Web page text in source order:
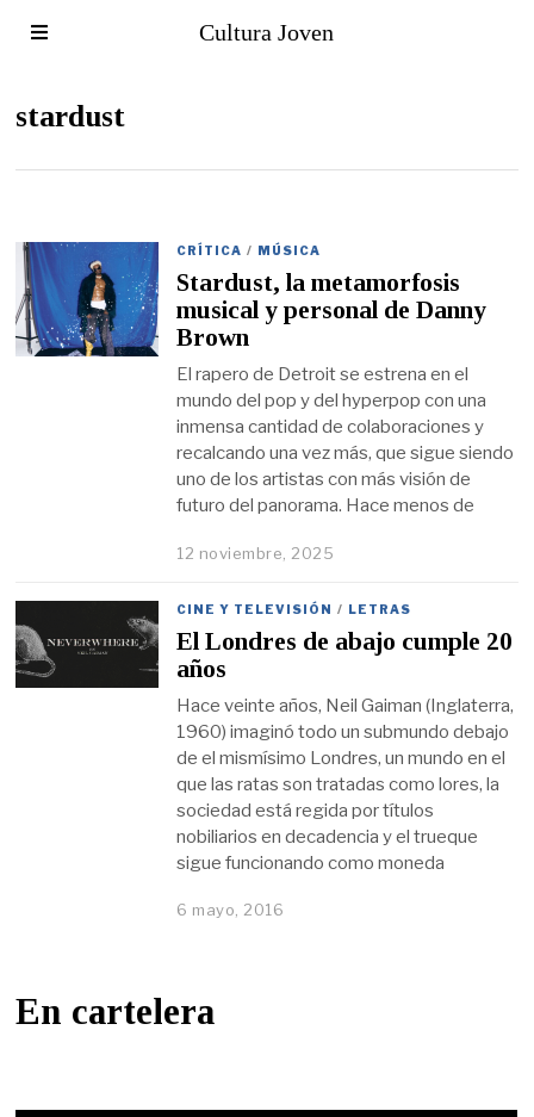
Cultura Joven
stardust
CRÍTICA / MÚSICA
Stardust, la metamorfosis
musical y personal de Danny
Brown
El rapero de Detroit se estrena en el
mundo del pop y del hyperpop con una
inmensa cantidad de colaboraciones y
recalcando una vez más, que sigue siendo
uno de los artistas con más visión de
futuro del panorama. Hace menos de
12 noviembre, 2025
CINE Y TELEVISIÓN / LETRAS
El Londres de abajo cumple 20
años
Hace veinte años, Neil Gaiman (Inglaterra,
1960) imaginó todo un submundo debajo
de el mismísimo Londres, un mundo en el
que las ratas son tratadas como lores, la
sociedad está regida por títulos
nobiliarios en decadencia y el trueque
sigue funcionando como moneda
6 mayo, 2016
En cartelera